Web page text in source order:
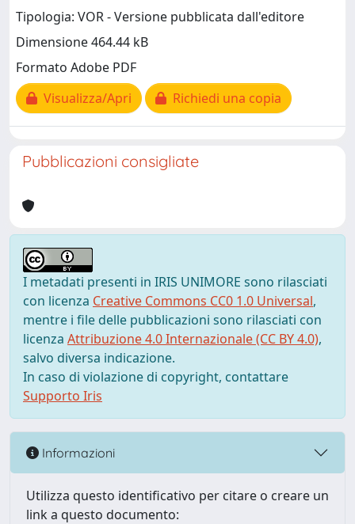
Tipologia: VOR - Versione pubblicata dall'editore
Dimensione 464.44 kB
Formato Adobe PDF
Visualizza/Apri
Richiedi una copia
Pubblicazioni consigliate
I metadati presenti in IRIS UNIMORE sono rilasciati
con licenza Creative Commons CC0 1.0 Universal,
mentre i file delle pubblicazioni sono rilasciati con
licenza Attribuzione 4.0 Internazionale (CC BY 4.0),
salvo diversa indicazione.
In caso di violazione di copyright, contattare
Supporto Iris
Informazioni
Utilizza questo identificativo per citare o creare un
link a questo documento: